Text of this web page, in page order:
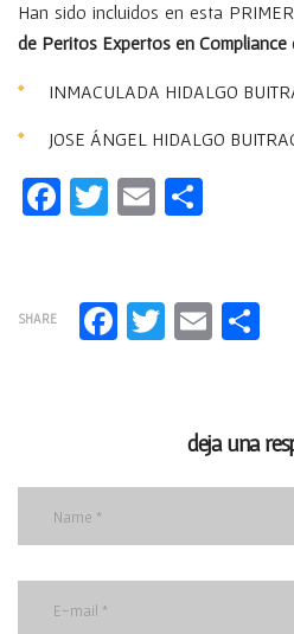
Han sido incluidos en esta
de Peritos Expertos en Compliance
INMACULADA HIDALGO
JOSE ÁNGEL HIDALGO
Facebook
TwitterEmail
SHARE Facebook
Twitter
Email
deja una